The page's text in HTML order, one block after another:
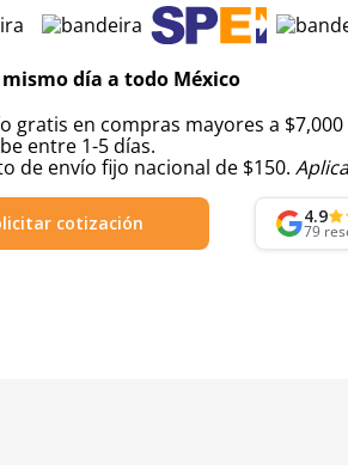
mismo día a todo México
gratis en compras mayores a $7,000
entre 1-5 días.
de envío fijo nacional de $150.
cotización 4.9
79